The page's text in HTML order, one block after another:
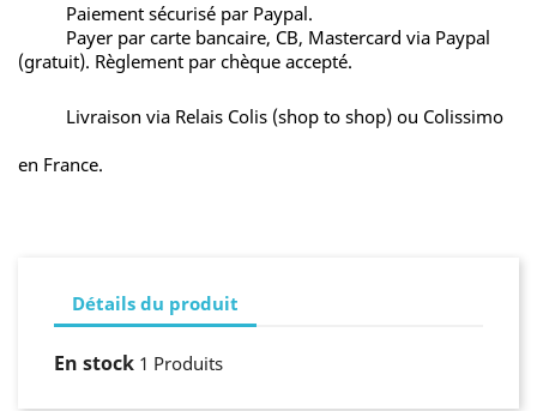
Paiement sécurisé par Paypal.
Payer par carte bancaire, CB, Mastercard via Paypal
(gratuit). Règlement par chèque accepté.
Livraison via Relais Colis (shop to shop) ou Colissimo
en France.
Détails du produit
En stock 1 Produits